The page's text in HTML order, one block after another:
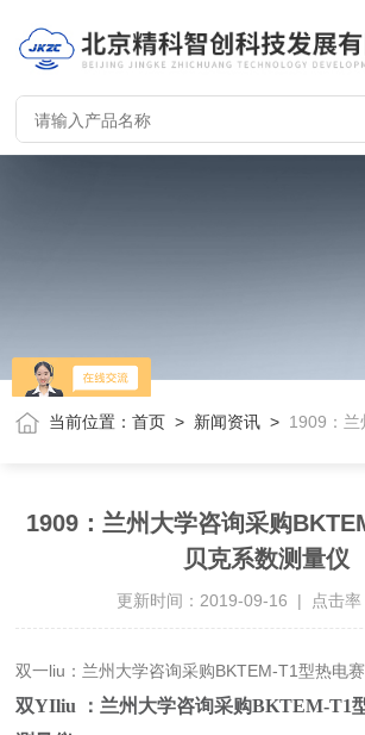
当前位置：首页 > 新闻资讯 > 1909：兰州大学咨询
1909：兰州大学咨询采购
贝克系数测量仪
更新时间：2019-09-16 | 点击率
双一liu：兰州大学咨询采购BKTEM-T1型热电
双YIliu ：兰州大学咨询采购BKTEM-T1